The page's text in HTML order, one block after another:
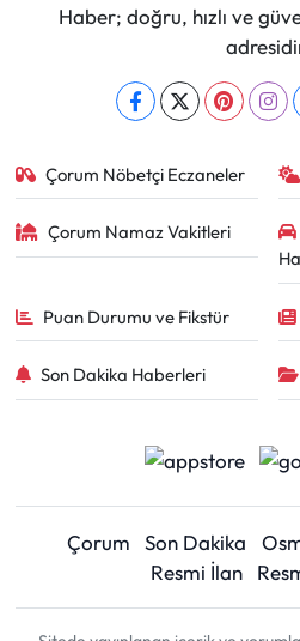
Haber; doğru, hızlı ve
Çorum Nöbetçi Eczaneler
Çorum Namaz Vakitleri
Puan Durumu ve Fikstür
Son Dakika Haberleri
Çorum Son Dakika
Resmi İlan